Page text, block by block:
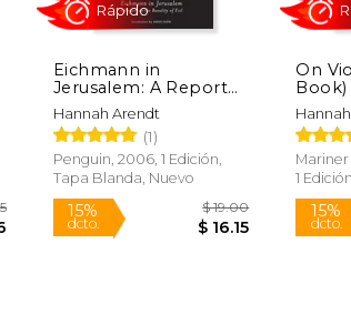
Eichmann in
Jerusalem: A Report
on the Banality of Evil
(Penguin Classics) (en
Inglés)
Hannah Arendt
(1)
Penguin, 2006, 1 Edición,
Tapa Blanda, Nuevo
On
Book)
Mariner
1
Nuevo